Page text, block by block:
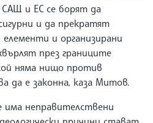
САЩ и ЕС се борят да
и да прекратят
и организирани
през границите
няма нищо против
да е законна, каза Митов.
неправителствени